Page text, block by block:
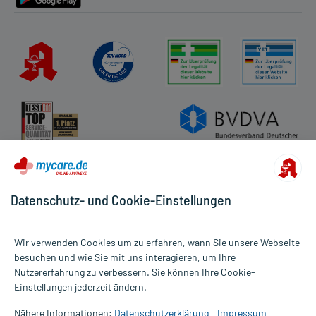
Alle Preise gelten inkl. MwSt., ggf. zzgl. Versandkosten
Informationen auf dieser Website werden ausschließlich für
Datenschutz- und Cookie-Einstellungen
Wir verwenden Cookies um zu erfahren, wann Sie unsere Webseite
besuchen und wie Sie mit uns interagieren, um Ihre
Nutzererfahrung zu verbessern. Sie können Ihre Cookie-
Einstellungen jederzeit ändern.
Nähere Informationen: Datenschutzerklärung Impressum